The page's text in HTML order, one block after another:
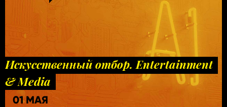
Искусственный отбор. Entertainment
& Media
01 МАЯ